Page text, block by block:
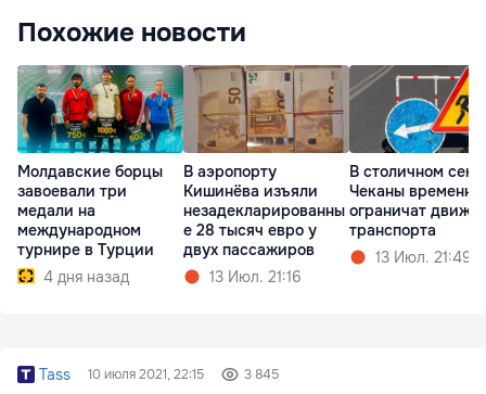
Похожие новости
Молдавские борцы
завоевали три
медали на
международном
турнире в Турции
4 дня назад
В аэропорту
Кишинёва изъяли
незадекларированны
е 28 тысяч евро у
двух пассажиров
13 Июл. 21:16
В столичном
Чеканы временно
ограничат
транспорта
13 Июл. 21:49
Tass 10 июля 2021, 22:15 3 845